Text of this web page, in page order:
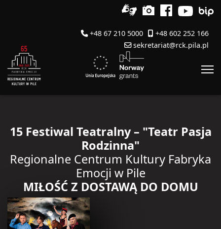
+48 67 210 5000
+48 602 252 166
sekretariat@rck.pila.pl
15 Festiwal Teatralny – "Teatr Pasja
Rodzinna"
Regionalne Centrum Kultury Fabryka
Emocji w Pile
MIŁOŚĆ Z DOSTAWĄ DO DOMU